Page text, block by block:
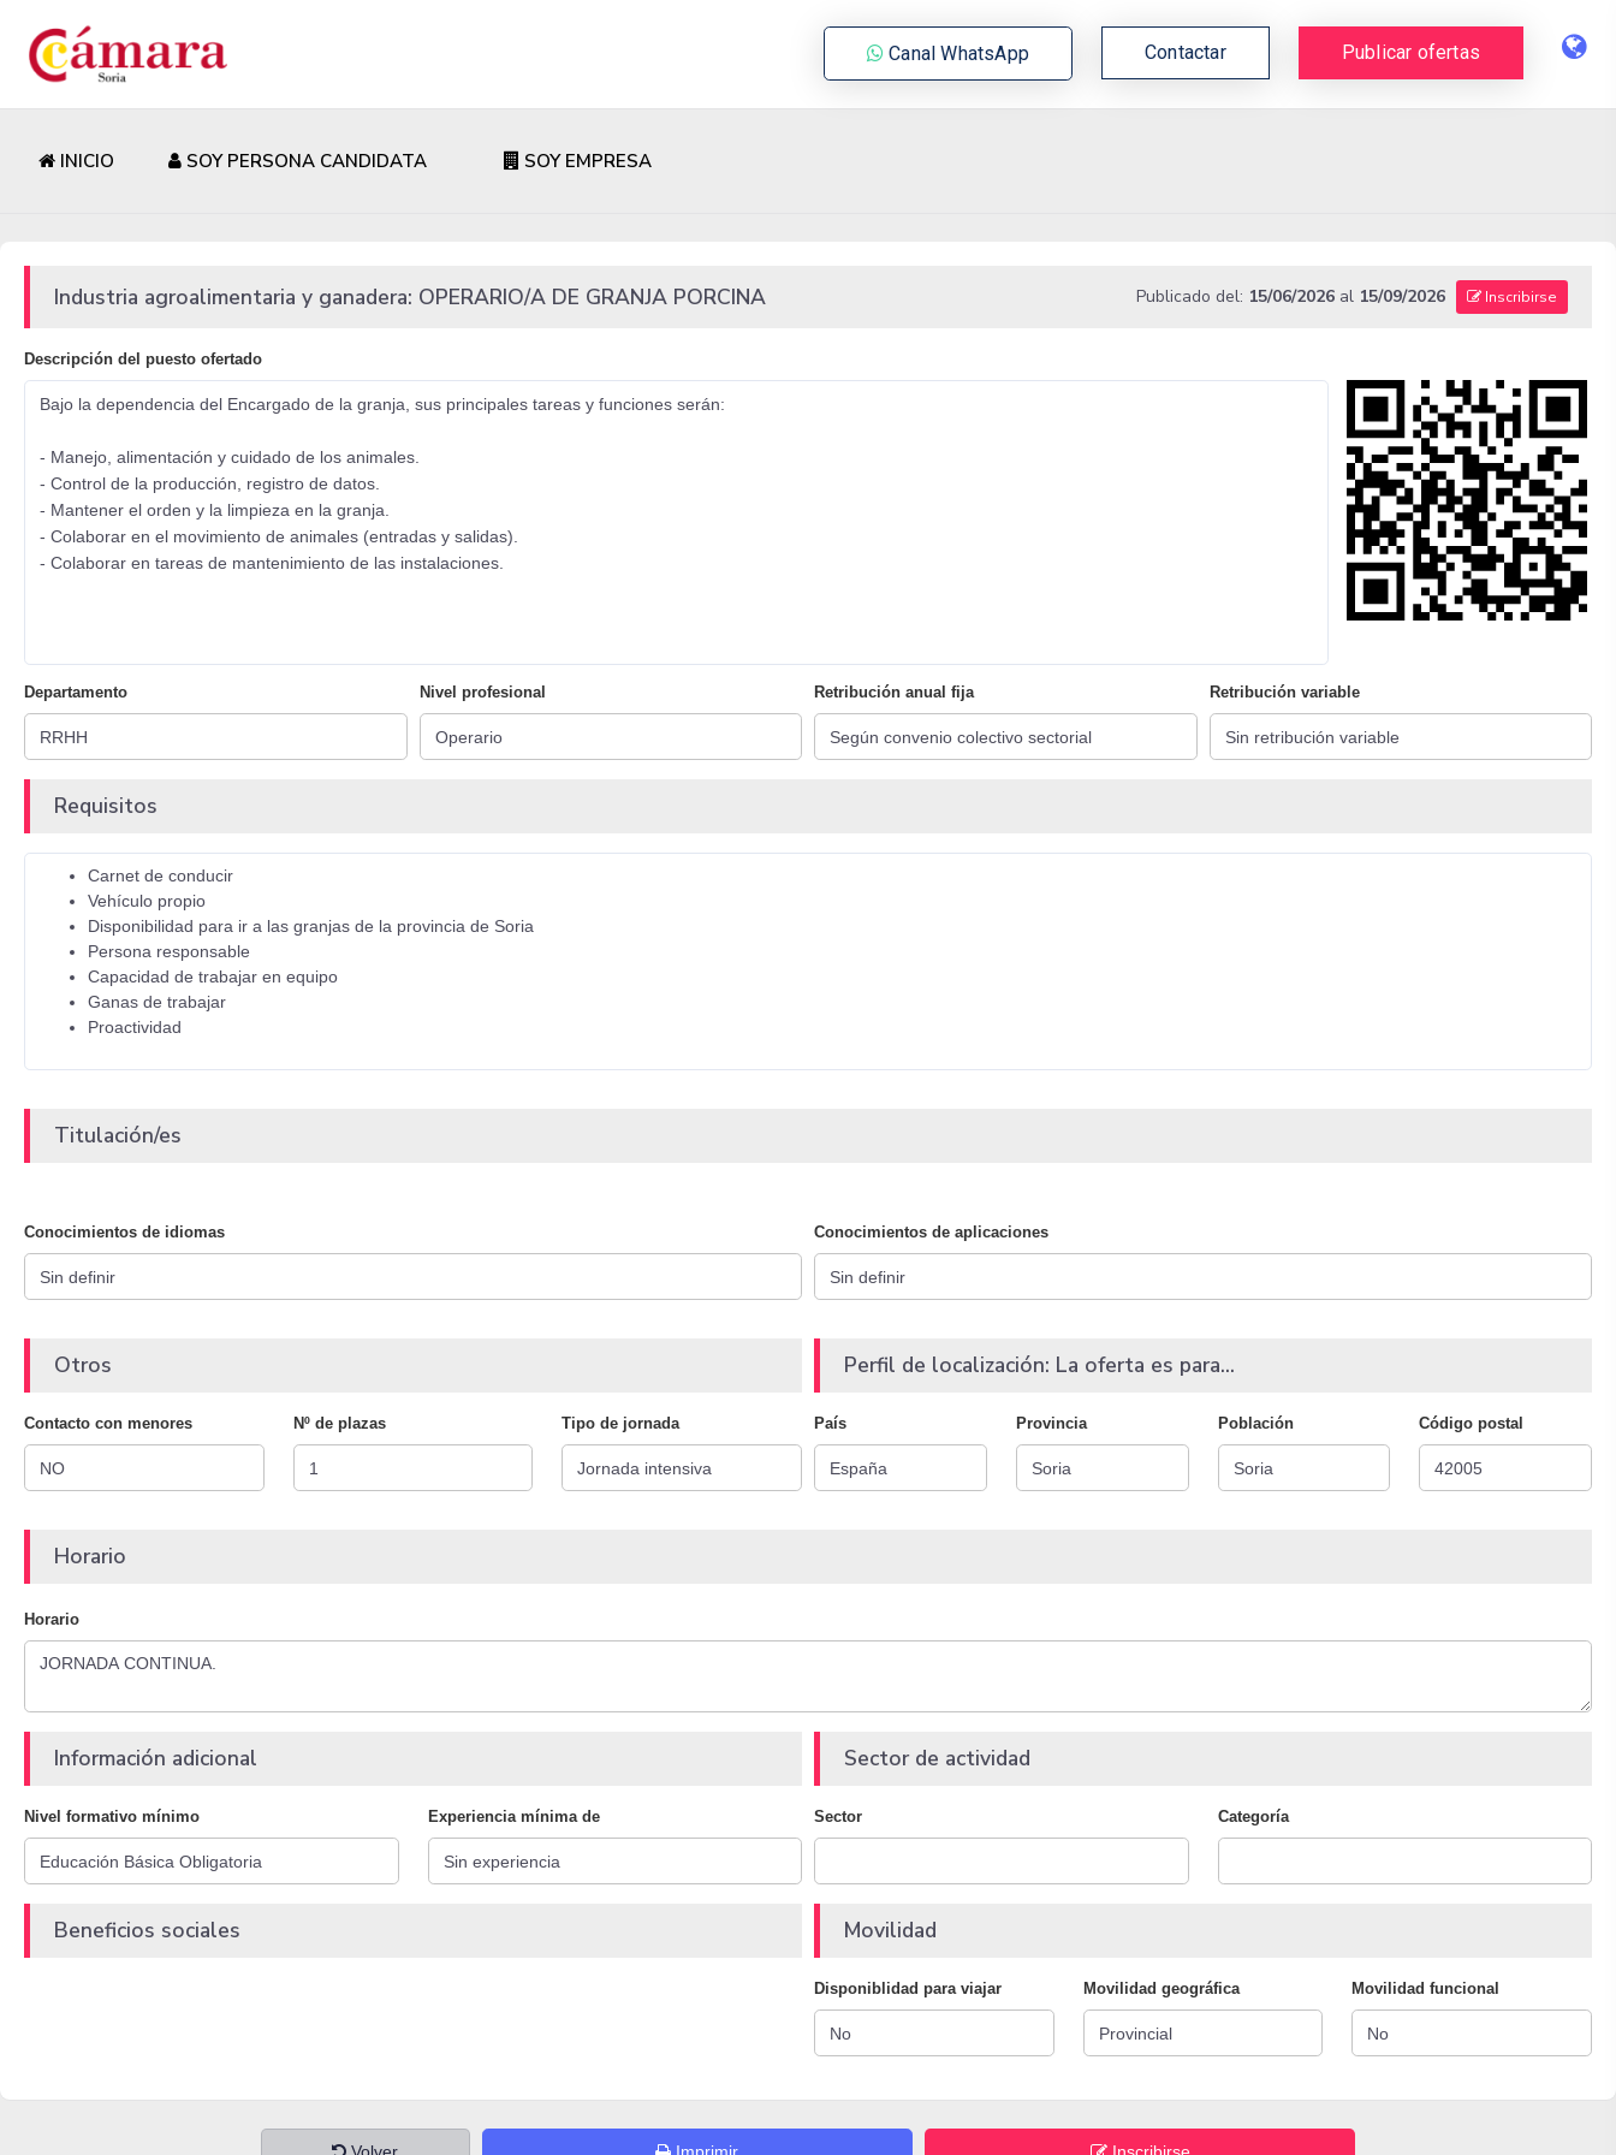
Canal WhatsApp Contactar Publicar ofertas
INICIO SOY PERSONA CANDIDATA SOY EMPRESA
Industria agroalimentaria y ganadera: OPERARIO/A DE GRANJA PORCINA Publicado del: 15/06/2026al 15/09/2026 Inscribirse
Descripción del puesto ofertado
Bajo la dependencia del Encargado de la granja, sus principales tareas y funciones serán:
- Manejo, alimentación y cuidado de los animales.
- Control de la producción, registro de datos.
- Mantener el orden y la limpieza en la granja.
- Colaborar en el movimiento de animales (entradas y salidas).
- Colaborar en tareas de mantenimiento de las instalaciones.
Departamento Nivel profesional Retribución anual fija Retribución variable
Requisitos
Carnet de conducir
Vehículo propio
Disponibilidad para ir a las granjas de la provincia de Soria
Persona responsable
Capacidad de trabajar en equipo
Ganas de trabajar
Proactividad
Titulación/es
Conocimientos de idiomas Conocimientos de aplicaciones
Otros
Contacto con menores Nº de plazas Tipo de jornada
Perfil de localización: La oferta es para...
País Provincia Población Código postal
Horario
Horario
Información adicional
Nivel formativo mínimo Experiencia mínima de
Sector de actividad
Sector Categoría
Beneficios sociales Movilidad
Disponiblidad para viajar Movilidad geográfica Movilidad funcional